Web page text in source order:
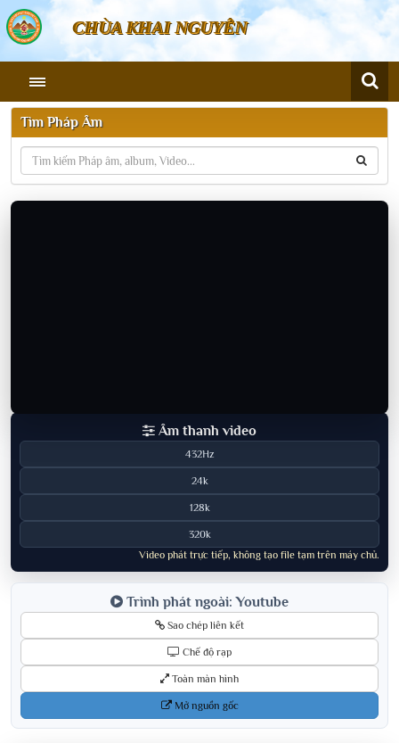
CHÙA KHAI NGUYÊN
Tìm Pháp Âm
Âm thanh video
432Hz
24k
128k
320k
Video phát trực tiếp, không tạo file tạm trên máy chủ.
Trình phát ngoài: Youtube
Sao chép liên kết
Chế độ rạp
Toàn màn hình
Mở nguồn gốc